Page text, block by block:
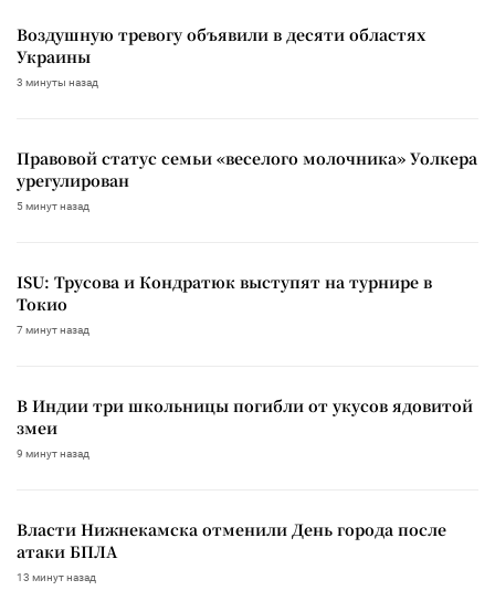
Воздушную тревогу объявили в десяти областях
Украины
3 минуты назад
Правовой статус семьи «веселого молочника» Уолкера
урегулирован
5 минут назад
ISU: Трусова и Кондратюк выступят на турнире в
Токио
7 минут назад
В Индии три школьницы погибли от укусов ядовитой
змеи
9 минут назад
Власти Нижнекамска отменили День города после
атаки БПЛА
13 минут назад